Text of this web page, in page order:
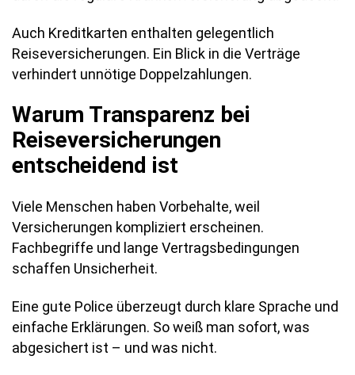
Auch Kreditkarten enthalten gelegentlich
Reiseversicherungen. Ein Blick in die Verträge
verhindert unnötige Doppelzahlungen.
Warum Transparenz bei
Reiseversicherungen
entscheidend ist
Viele Menschen haben Vorbehalte, weil
Versicherungen kompliziert erscheinen.
Fachbegriffe und lange Vertragsbedingungen
schaffen Unsicherheit.
Eine gute Police überzeugt durch klare Sprache und
einfache Erklärungen. So weiß man sofort, was
abgesichert ist – und was nicht.